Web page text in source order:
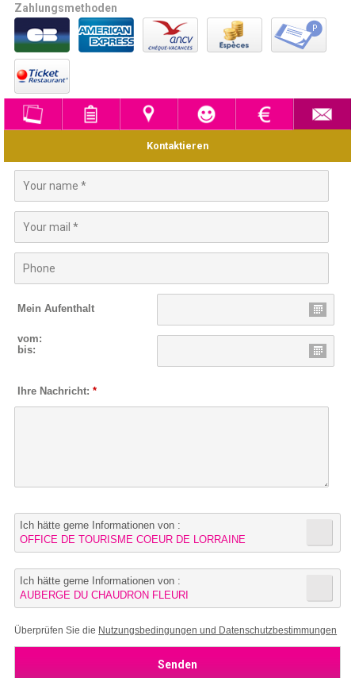
Zahlungsmethoden
Kontaktieren
Mein Aufenthalt
vom:
bis:
Ihre Nachricht:*
Ich hätte gerne Informationen von :
OFFICE DE TOURISME COEUR DE LORRAINE
Ich hätte gerne Informationen von :
AUBERGE DU CHAUDRON FLEURI
Überprüfen Sie die Nutzungsbedingungen und Datenschutzbestimmungen